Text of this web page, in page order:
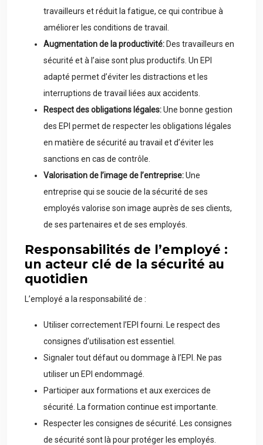
travailleurs et réduit la fatigue, ce qui contribue à
améliorer les conditions de travail.
Augmentation de la productivité: Des travailleurs en
sécurité et à l’aise sont plus productifs. Un EPI
adapté permet d’éviter les distractions et les
interruptions de travail liées aux accidents.
Respect des obligations légales:Une bonne gestion
des EPI permet de respecter les obligations légales
en matière de sécurité au travail et d’éviter les
sanctions en cas de contrôle.
Valorisation de l’image de l’entreprise:Une
entreprise qui se soucie de la sécurité de ses
employés valorise son image auprès de ses clients,
de ses partenaires et de ses employés.
Responsabilités de l’employé :
un acteur clé de la sécurité au
quotidien
L’employé a la responsabilité de :
Utiliser correctement l’EPI fourni. Le respect des
consignes d’utilisation est essentiel.
Signaler tout défaut ou dommage à l’EPI. Ne pas
utiliser un EPI endommagé.
Participer aux formations et aux exercices de
sécurité. La formation continue est importante.
Respecter les consignes de sécurité. Les consignes
de sécurité sont là pour protéger les employés.